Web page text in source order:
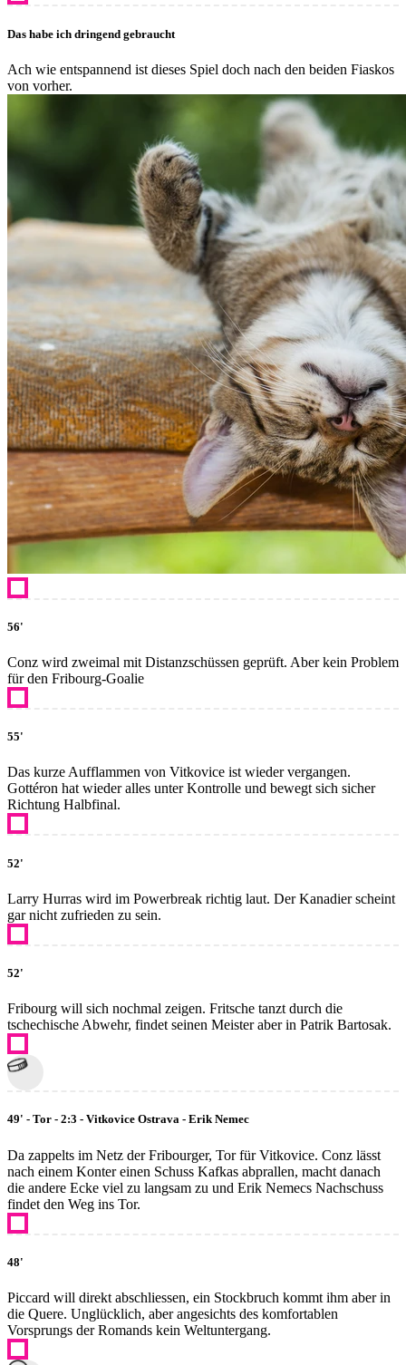
Das habe ich dringend gebraucht
Ach wie entspannend ist dieses Spiel doch nach den beiden Fiaskos
von vorher.
56'
Conz wird zweimal mit Distanzschüssen geprüft. Aber kein Problem
für den Fribourg-Goalie
55'
Das kurze Aufflammen von Vitkovice ist wieder vergangen.
Gottéron hat wieder alles unter Kontrolle und bewegt sich sicher
Richtung Halbfinal.
52'
Larry Hurras wird im Powerbreak richtig laut. Der Kanadier scheint
gar nicht zufrieden zu sein.
52'
Fribourg will sich nochmal zeigen. Fritsche tanzt durch die
tschechische Abwehr, findet seinen Meister aber in Patrik Bartosak.
49' - Tor - 2:3 - Vitkovice Ostrava - Erik Nemec
Da zappelts im Netz der Fribourger, Tor für Vitkovice. Conz lässt
nach einem Konter einen Schuss Kafkas abprallen, macht danach
die andere Ecke viel zu langsam zu und Erik Nemecs Nachschuss
findet den Weg ins Tor.
48'
Piccard will direkt abschliessen, ein Stockbruch kommt ihm aber in
die Quere. Unglücklich, aber angesichts des komfortablen
Vorsprungs der Romands kein Weltuntergang.